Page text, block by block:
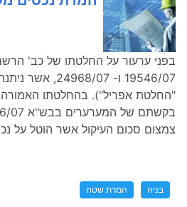
בפני ערעור על החלטתו של כב'
"החלטת אפריל"). בהחלטתו
צמצום סכום העיקול אשר הוטל על
בניה המרת שטח